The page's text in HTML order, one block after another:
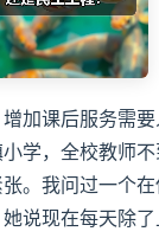
加课后服务需
学，全校教师
。我问过一个
说现在每天除